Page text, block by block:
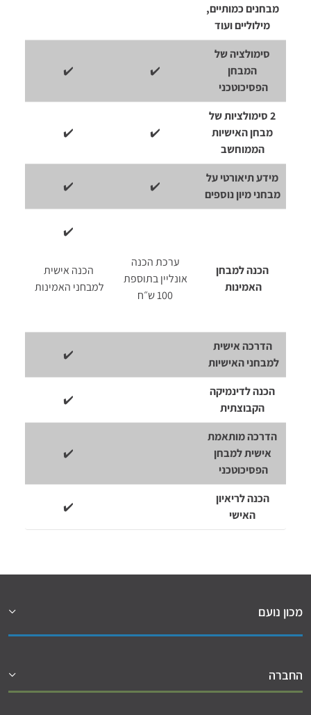
מבחנים כמותיים,
מילוליים ועוד
סימולציה של
המבחן
הפסיכוטכני
✔️
✔️
2 סימולציות של
מבחן האישיות
הממוחשב
✔️
✔️
מידע תיאורטי על
מבחני מיון נוספים
✔️
✔️
הכנה למבחן
האמינות
ערכת הכנה
אונליין בתוספת
100 ש״ח
✔️
הכנה אישית
למבחני האמינות
הדרכה אישית
למבחני האישיות
✔️
הכנה לדינמיקה
הקבוצתית
✔️
הדרכה מותאמת
אישית למבחן
הפסיכוטכני
✔️
הכנה לריאיון
האישי
✔️
מכון נועם
החברה